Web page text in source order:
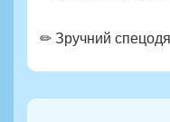
✏ Зручний